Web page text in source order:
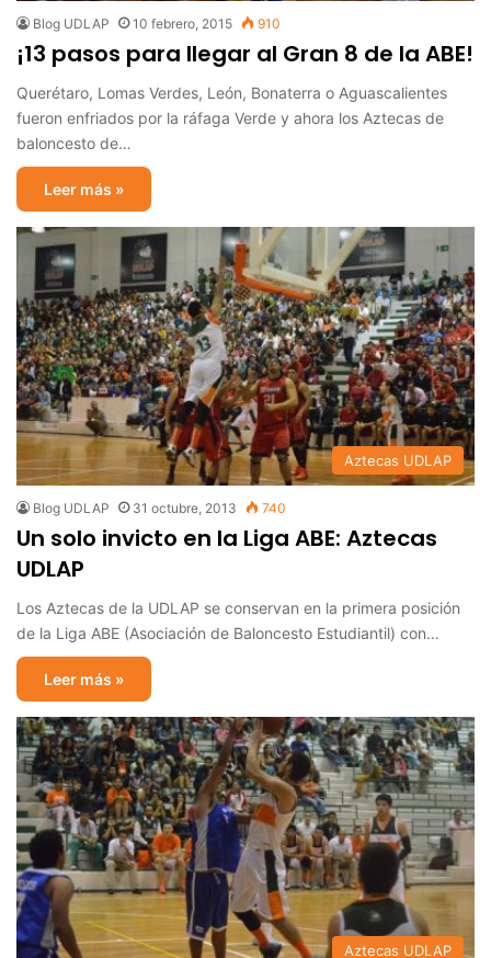
Blog UDLAP 10 febrero, 2015 910
¡13 pasos para llegar al Gran 8 de la ABE!
Querétaro, Lomas Verdes, León, Bonaterra o Aguascalientes
fueron enfriados por la ráfaga Verde y ahora los Aztecas de
baloncesto de…
Leer más »
Aztecas UDLAP
Blog UDLAP 31 octubre, 2013 740
Un solo invicto en la Liga ABE: Aztecas
UDLAP
Los Aztecas de la UDLAP se conservan en la primera posición
de la Liga ABE (Asociación de Baloncesto Estudiantil) con…
Leer más »
Aztecas UDLAP